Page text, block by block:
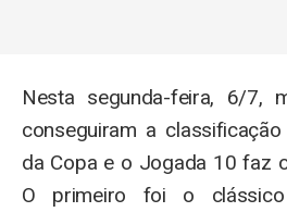
Nesta segunda-feira, 6/7,
conseguiram a
da Copa e o Jogada 10 faz
O primeiro foi o